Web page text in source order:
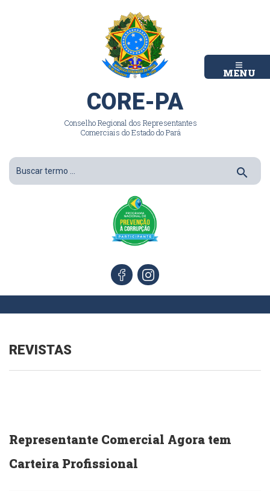
MENU
CORE-PA
Conselho Regional dos Representantes
Comerciais do Estado do Pará
search
REVISTAS
Representante Comercial Agora tem
Carteira Profissional